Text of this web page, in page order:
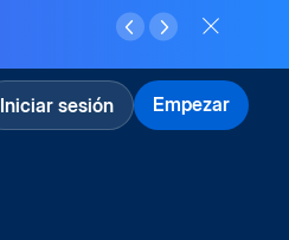
Iniciar sesión Empezar